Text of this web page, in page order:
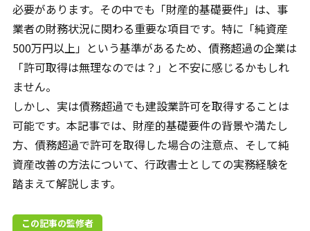
必要があります。その中でも「財産的基礎要件」は、事
業者の財務状況に関わる重要な項目です。特に「純資産
500万円以上」という基準があるため、債務超過の企業は
「許可取得は無理なのでは？」と不安に感じるかもしれ
ません。
しかし、実は債務超過でも建設業許可を取得することは
可能です。本記事では、財産的基礎要件の背景や満たし
方、債務超過で許可を取得した場合の注意点、そして純
資産改善の方法について、行政書士としての実務経験を
踏まえて解説します。
この記事の監修者
24時間365日受付